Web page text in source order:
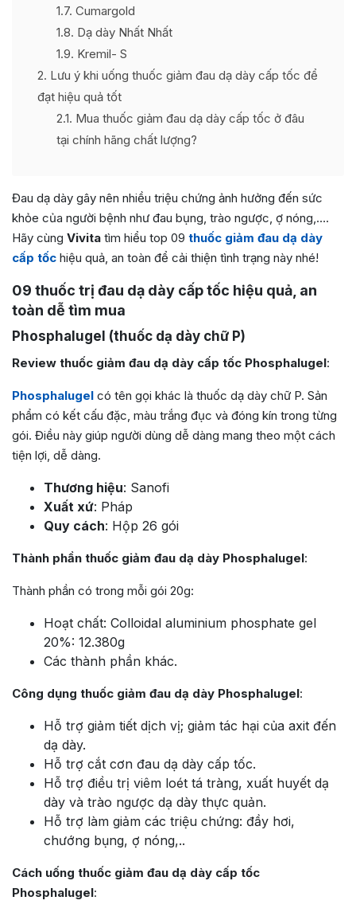
1.7 Cumargold
1.8 Dạ dày Nhất Nhất
1.9 Kremil- S
2 Lưu ý khi uống thuốc giảm đau dạ dày cấp tốc để
đạt hiệu quả tốt
2.1 Mua thuốc giảm đau dạ dày cấp tốc ở đâu
tại chính hãng chất lượng?
Đau dạ dày gây nên nhiều triệu chứng ảnh hưởng đến sức
khỏe của người bệnh như đau bụng, trào ngược, ợ nóng,….
Hãy cùng Vivita tìm hiểu top 09 thuốc giảm đau dạ dày
cấp tốc hiệu quả, an toàn để cải thiện tình trạng này nhé!
09 thuốc trị đau dạ dày cấp tốc hiệu quả, an
toàn dễ tìm mua
Phosphalugel (thuốc dạ dày chữ P)
Review thuốc giảm đau dạ dày cấp tốc Phosphalugel:
Phosphalugel có tên gọi khác là thuốc dạ dày chữ P. Sản
phẩm có kết cấu đặc, màu trắng đục và đóng kín trong từng
gói. Điều này giúp người dùng dễ dàng mang theo một cách
tiện lợi, dễ dàng.
Thương hiệu: Sanofi
Xuất xứ: Pháp
Quy cách: Hộp 26 gói
Thành phần thuốc giảm đau dạ dày Phosphalugel:
Thành phần có trong mỗi gói 20g:
Hoạt chất: Colloidal aluminium phosphate gel
20%: 12.380g
Các thành phần khác.
Công dụng thuốc giảm đau dạ dày Phosphalugel:
Hỗ trợ giảm tiết dịch vị; giảm tác hại của axit đến
dạ dày.
Hỗ trợ cắt cơn đau dạ dày cấp tốc.
Hỗ trợ điều trị viêm loét tá tràng, xuất huyết dạ
dày và trào ngược dạ dày thực quản.
Hỗ trợ làm giảm các triệu chứng: đầy hơi,
chướng bụng, ợ nóng,..
Cách uống thuốc giảm đau dạ dày cấp tốc
Phosphalugel: